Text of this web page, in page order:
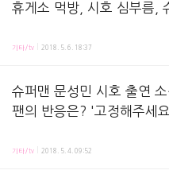
휴게소 먹방, 시호 심부름,
샘 - 슈퍼맨이 돌아왔다 232
5월 6일 슈퍼맨이 돌아왔다 시청하고 리
기타/tv 2018. 5. 6. 18:37
슈퍼맨 문성민 시호 출연
팬의 반응은? '고정해주세
기타/tv 2018. 5. 4. 09:52